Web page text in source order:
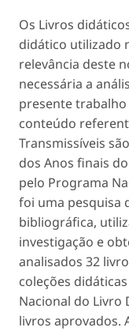
Os Livros
didático utilizado
relevância deste
necessária a
presente
conteúdo
Transmissíveis
dos Anos finais
pelo Programa
foi uma pesquisa
bibliográfica,
investigação e
analisados 32
coleções
Nacional do Livro
livros aprovados.